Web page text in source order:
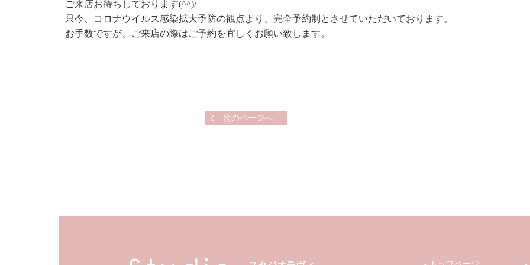
ご来店お待ちしております(^^)/
只今、コロナウイルス感染拡大予防の観点より、完全予約制とさせていただいております。
お手数ですが、ご来店の際はご予約を宜しくお願い致します。
次のページへ